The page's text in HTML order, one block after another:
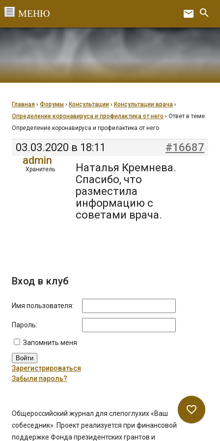
email search
Главная › Форумы › Консультации › Консультации врача ›
Определение коронавируса и профилактика от него › Ответ в теме:
Определение коронавируса и профилактика от него
03.03.2020 в 18:11
#16687
admin
Хранитель
Наталья Кремнева.
Спасибо, что
разместила
информацию с
советами врача.
Вход в клуб
Имя пользователя:
Пароль:
Запомнить меня
Войти
Зарегистрироваться
Забыли пароль?
Общероссийский журнал для слепоглухих «Ваш
собеседник». Проект реализуется при финансовой
поддержке Фонда президентских грантов и
favorite_border